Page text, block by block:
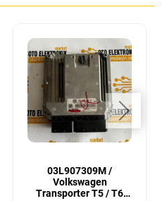
03L907309M /
Volkswagen
Transporter T5 / T6